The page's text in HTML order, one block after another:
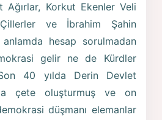
Ağırlar, Korkut Ekenler Veli
ve İbrahim Şahin
hesap sorulmadan
gelir ne de Kürdler
40 yılda Derin Devlet
çete oluşturmuş ve on
düşmanı elemanlar